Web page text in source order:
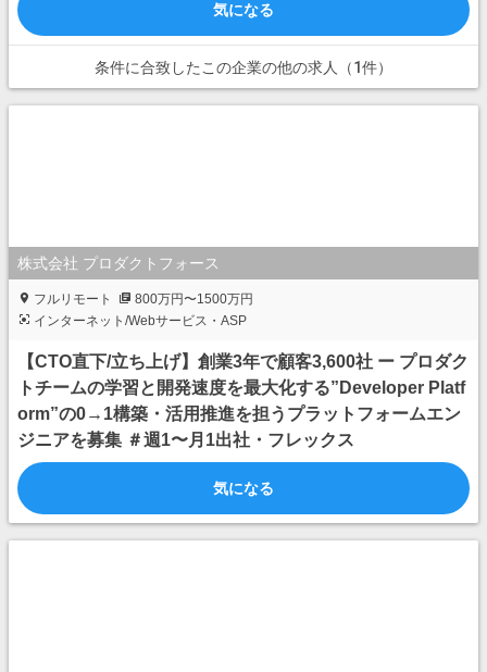
気になる
条件に合致したこの企業の他の求人（1件）
株式会社 プロダクトフォース
フルリモート
800万円〜1500万円
インターネット/Webサービス・ASP
【CTO直下/立ち上げ】創業3年で顧客3,600社 ー プロダク
トチームの学習と開発速度を最大化する”Developer Platf
orm”の0→1構築・活用推進を担うプラットフォームエン
ジニアを募集 ＃週1〜月1出社・フレックス
気になる